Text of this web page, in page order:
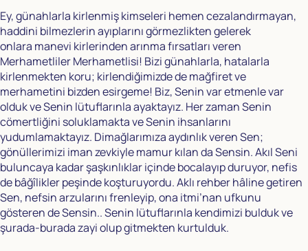
Ey, günahlarla kirlenmiş kimseleri hemen cezalandırmayan,
haddini bilmezlerin ayıplarını görmezlikten gelerek
onlara manevi kirlerinden arınma fırsatları veren
Merhametliler Merhametlisi! Bizi günahlarla, hatalarla
kirlenmekten koru; kirlendiğimizde de mağfiret ve
merhametini bizden esirgeme! Biz, Senin var etmenle var
olduk ve Senin lütuflarınla ayaktayız. Her zaman Senin
cömertliğini soluklamakta ve Senin ihsanlarını
yudumlamaktayız. Dimağlarımıza aydınlık veren Sen;
gönüllerimizi iman zevkiyle mamur kılan da Sensin. Akıl Seni
buluncaya kadar şaşkınlıklar içinde bocalayıp duruyor, nefis
de bâğîlikler peşinde koşturuyordu. Aklı rehber hâline getiren
Sen, nefsin arzularını frenleyip, ona itmi’nan ufkunu
gösteren de Sensin.. Senin lütuflarınla kendimizi bulduk ve
şurada-burada zayi olup gitmekten kurtulduk.